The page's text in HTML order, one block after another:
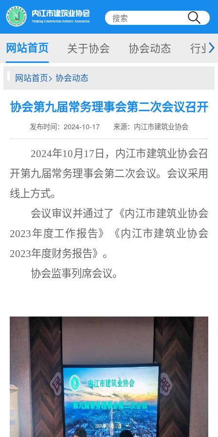
网站首页 关于协会 协会动态 行业
网站首页> 协会动态
协会第九届常务理事会第二次会议召开
发布时间：2024-10-17 来源：内江市建筑业协会
2024年10月 17 日， 内江市建筑业协会召
开第九届常务理事会第二次会议。会议采用
线上方式。
会议审议并通过了
《内江市建筑业协会
2023年度工作报告》《内江市建筑业协会
2023年度财务报告》 。
协会监事列席会议。